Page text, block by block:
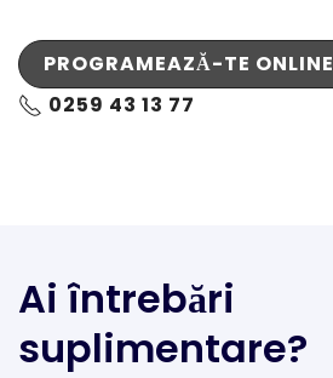
PROGRAMEAZĂ-TE ONLINE
0259 43 13 77
Ai întrebări
suplimentare?